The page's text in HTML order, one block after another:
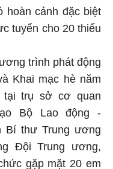
hoàn cảnh đặc biệt
tuyến cho 20 thiếu
trình phát động
Khai mạc hè năm
tại trụ sở cơ quan
Bộ Lao động -
Bí thư Trung ương
Đội Trung ương,
gặp mặt 20 em